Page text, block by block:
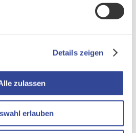
Details zeigen
zulassen
erlauben
erarbeiten Sie alle
Elemente vertiefen das Gelernte.
Text aus Ihrem Arbeitsalltag zu.
Sie dann ein ausführliches
leicht umsetzbare Schreibtipps,
im Tagesgeschäft erfolgreich